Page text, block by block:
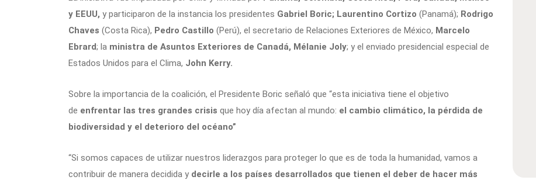
y EEUU, y participaron de la instancia los presidentes Gabriel Boric; Laurentino Cortizo (Panamá); Rodrigo
Chaves (Costa Rica), Pedro Castillo (Perú), el secretario de Relaciones Exteriores de México, Marcelo
Ebrard; la ministra de Asuntos Exteriores de Canadá, Mélanie Joly; y el enviado presidencial especial de
Estados Unidos para el Clima, John Kerry.
Sobre la importancia de la coalición, el Presidente Boric señaló que “esta iniciativa tiene el objetivo
de enfrentar las tres grandes crisis que hoy día afectan al mundo: el cambio climático, la pérdida de
biodiversidad y el deterioro del océano”
“Si somos capaces de utilizar nuestros liderazgos para proteger lo que es de toda la humanidad, vamos a
contribuir de manera decidida y decirle a los países desarrollados que tienen el deber de hacer más